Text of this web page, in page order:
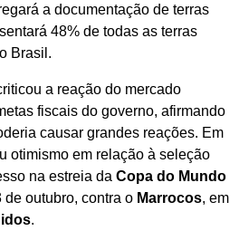
a documentação de terras
48% de todas as terras
Brasil.
a reação do mercado
fiscais do governo, afirmando
causar grandes reações. Em
otimismo em relação à seleção
na estreia da Copa do Mundo
outubro, contra o Marrocos, em
.